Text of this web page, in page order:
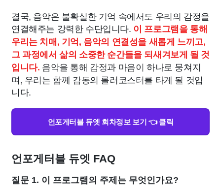
결국, 음악은 불확실한 기억 속에서도 우리의 감정을
연결해주는 강력한 수단입니다. 이 프로그램을 통해
우리는 치매, 기억, 음악의 연결성을 새롭게 느끼고,
그 과정에서 삶의 소중한 순간들을 되새겨보게 될 것
입니다. 음악을 통해 감정과 마음이 하나로 뭉쳐지
며, 우리는 함께 감동의 롤러코스터를 타게 될 것입
니다.
언포게터블 듀엣 회차정보 보기 👈 클릭
언포게터블 듀엣 FAQ
질문 1. 이 프로그램의 주제는 무엇인가요?